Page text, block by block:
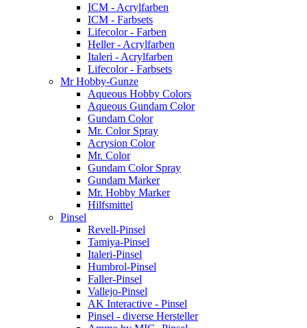
ICM - Acrylfarben
ICM - Farbsets
Lifecolor - Farben
Heller - Acrylfarben
Italeri - Acrylfarben
Lifecolor - Farbsets
Mr Hobby-Gunze
Aqueous Hobby Colors
Aqueous Gundam Color
Gundam Color
Mr. Color Spray
Acrysion Color
Mr. Color
Gundam Color Spray
Gundam Marker
Mr. Hobby Marker
Hilfsmittel
Pinsel
Revell-Pinsel
Tamiya-Pinsel
Italeri-Pinsel
Humbrol-Pinsel
Faller-Pinsel
Vallejo-Pinsel
AK Interactive - Pinsel
Pinsel - diverse Hersteller